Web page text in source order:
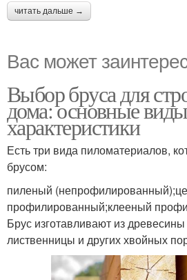
читать дальше →
Вас может
Выбор бруса для
дома: основные
характеристики
Есть три вида пиломатериалов,
брусом:
пиленый
профилированный;клееный
Брус изготавливают из
лиственницы и других хвойных